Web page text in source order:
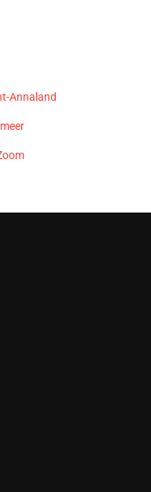
Annaland